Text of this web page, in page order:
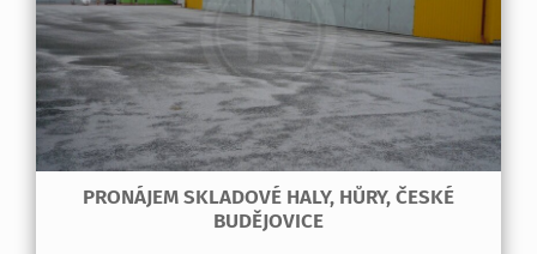
PRONÁJEM SKLADOVÉ HALY, HŮRY, ČESKÉ
BUDĚJOVICE